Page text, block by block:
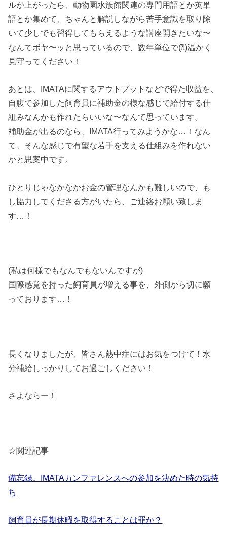
ルが上がったら、動物園水族館関連の専門用語とか英単
語とか集めて、ちゃんと解説しながら苦手意識を取り除
いて少しでも習得してもらえるような講座開きたいな〜
なんてボヤ〜ッと思っているので、数年単位で(⁈)温かく
見守ってください！
あとは、IMATAに関するアウトプットなどで得た収益を、
自腹で参加した飼育員に補助金の様な感じで給付する仕
組みなんかも作れたらいいな〜なんて思っています。
補助金が出るのなら、IMATA行ってみようかな…！なん
て、そんな感じで有望な若手を支える仕組みを作れない
かと思案中です。
ひとりじゃなかなかお金の管理なんかも難しいので、も
し協力してくださる方がいたら、ご連絡お願い致しま
す…！
(私は何様でもなんでもないんですが)
国際感覚を持った飼育員が増える事を、外側から切に願
っております…！
長くなりましたが、皆さん熱中症にはお気をつけて！水
分補給しっかりしてお過ごしください！
さよならー！
☆関連記事
備忘録。IMATAカンファレンスへの参加を決めた時の気持
ち
飼育員が長期休暇を取得することは罪か？